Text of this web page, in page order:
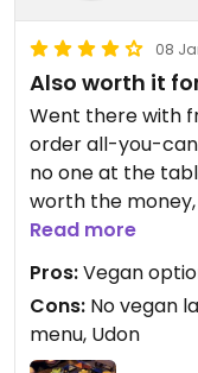
gezielter auflisten.
Ich war mir
sämtliche
wirklich tierfrei
eventuell gezielt
sich über die
Gerichte im
hoffen.
Für die
Wakame-Salat
echte
safe sein.
08
Also worth it
Went there with
order all-you-
no one at the
worth the
are plenty and
missed out at all,
with a serving
Updated from
Read more
Pros:Vegan
Cons: No vegan
menu, Udon